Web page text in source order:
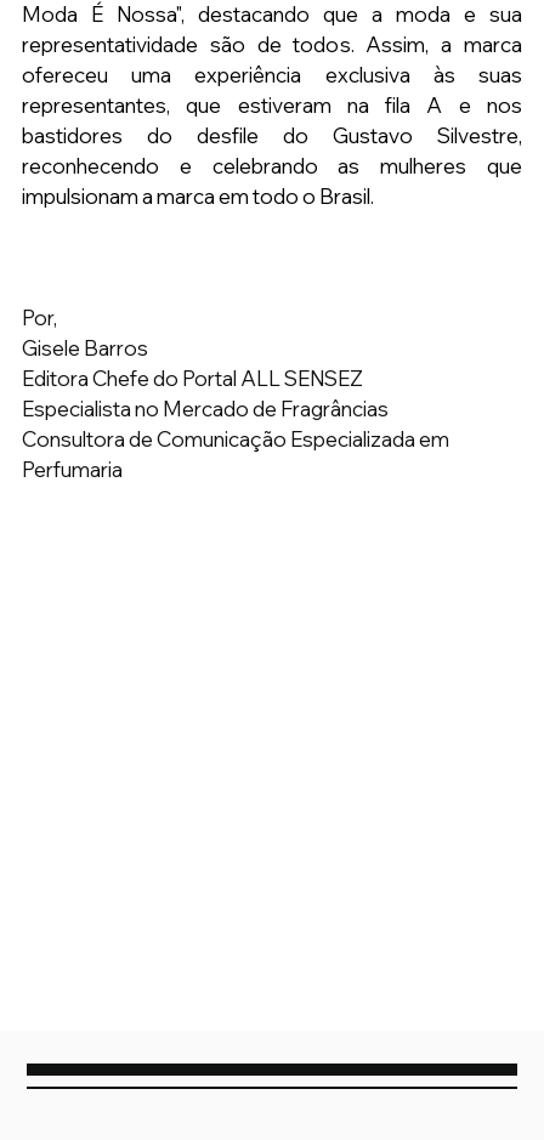
Moda É Nossa", destacando que a moda e sua
representatividade são de todos. Assim, a marca
ofereceu uma experiência exclusiva às suas
representantes, que estiveram na fila A e nos
bastidores do desfile do Gustavo Silvestre,
reconhecendo e celebrando as mulheres que
impulsionam a marca em todo o Brasil.
Por,
Gisele Barros
Editora Chefe do Portal ALL SENSEZ
Especialista no Mercado de Fragrâncias
Consultora de Comunicação Especializada em
Perfumaria